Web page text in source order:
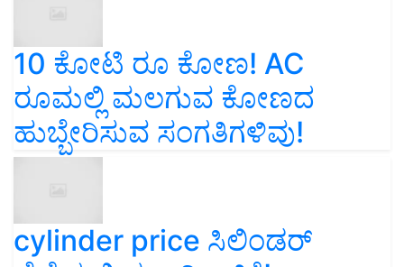
10 ಕೋಟಿ ರೂ ಕೋಣ! AC
ರೂಮಲ್ಲಿ ಮಲಗುವ ಕೋಣದ
ಹುಬ್ಬೇರಿಸುವ ಸಂಗತಿಗಳಿವು!
cylinder price ಸಿಲಿಂಡರ್‌